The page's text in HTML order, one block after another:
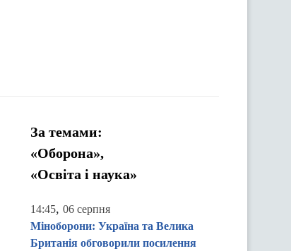
За темами:
«Оборона»,
«Освіта і наука»
14:45, 06 серпня
Міноборони: Україна та Велика
Британія обговорили посилення